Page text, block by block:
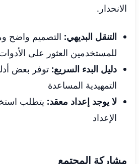
الانحدار.
التنقل البديهي: التصميم واضح
للمستخدمين العثور على
دليل البدء السريع: توفر بعض
التمهيدية المساعدة
لا يوجد إعداد معقد: يتطلب
الإعداد
مشاركة المجتمع